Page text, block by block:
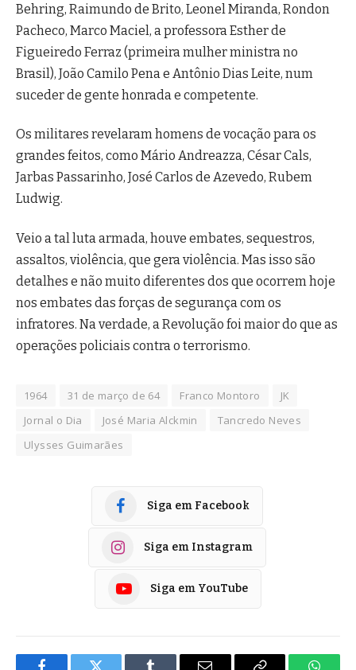
Behring, Raimundo de Brito, Leonel Miranda, Rondon
Pacheco, Marco Maciel, a professora Esther de
Figueiredo Ferraz (primeira mulher ministra no
Brasil), João Camilo Pena e Antônio Dias Leite, num
suceder de gente honrada e competente.
Os militares revelaram homens de vocação para os
grandes feitos, como Mário Andreazza, César Cals,
Jarbas Passarinho, José Carlos de Azevedo, Rubem
Ludwig.
Veio a tal luta armada, houve embates, sequestros,
assaltos, violência, que gera violência. Mas isso são
detalhes e não muito diferentes dos que ocorrem hoje
nos embates das forças de segurança com os
infratores. Na verdade, a Revolução foi maior do que as
operações policiais contra o terrorismo.
1964 31 de março de 64 Franco Montoro
JK
Jornal o Dia
José Maria Alckmin
Tancredo Neves
Ulysses Guimarães
Siga em Facebook
Siga em Instagram
Siga em YouTube